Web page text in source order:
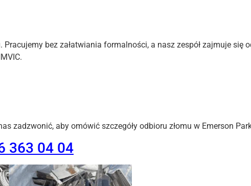
bez załatwiania formalności, a nasz zespół zajmuje się
zadzwonić, aby omówić szczegóły odbioru złomu w Emerson
363 04 04